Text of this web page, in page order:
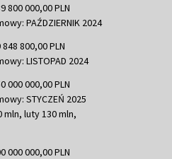
800 000,00 PLN
PAŹDZIERNIK 2024
800,00 PLN
LISTOPAD 2024
000 000,00 PLN
STYCZEŃ 2025
luty 130 mln,
000 000,00 PLN